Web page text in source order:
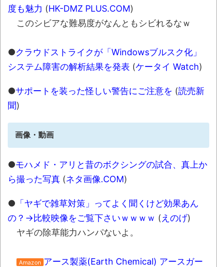
度も魅力 (HK-DMZ PLUS.COM)
このシビアな難易度がなんともシビれるなｗ
●クラウドストライクが「Windowsブルスク化」
システム障害の解析結果を発表 (ケータイ Watch)
●サポートを装った怪しい警告にご注意を (読売新
聞)
画像・動画
●モハメド・アリと昔のボクシングの試合、真上か
ら撮った写真 (ネタ画像.COM)
● 「ヤギで雑草対策」ってよく聞くけど効果あん
の？→比較映像をご覧下さいｗｗｗｗ (えのげ)
ヤギの除草能力ハンパないよ。
Amazon アース製薬(Earth Chemical) アースガー